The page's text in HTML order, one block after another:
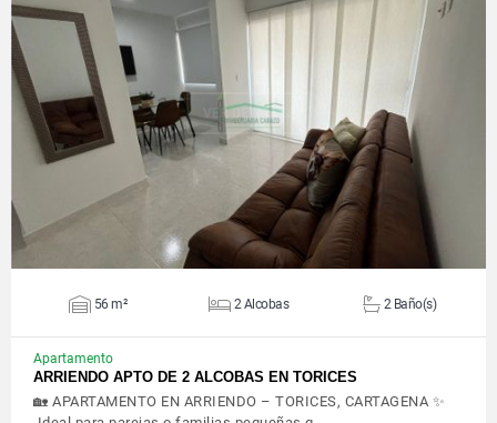
VER DETALLES
56 m² 2 Alcobas 2 Baño(s)
Apartamento
ARRIENDO APTO DE 2 ALCOBAS EN TORICES
🏡 APARTAMENTO EN ARRIENDO – TORICES, CARTAGENA ✨